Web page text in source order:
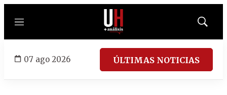
Menú
Mostrar
07 ago 2026 ÚLTIMAS NOTICIAS